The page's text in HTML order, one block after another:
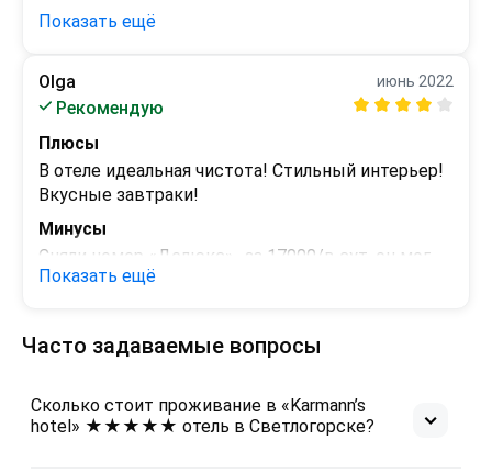
Минусы
Показать ещё
Olga
Рекомендую
июнь 2022
Плюсы
В отеле идеальная чистота! Стильный интерьер!
Вкусные завтраки!
Минусы
Сняли номер «Делюкс»., за 17000/в сут. он мог
бы быть попросторнее конечно…)) ну совсем
кондиционер, гель для душа; одноразовых
сказала: «мы просто таким образом бережём
природу и используем меньше пластика»????
Показать ещё
Часто задаваемые вопросы
Сколько стоит проживание в «Karmann’s
hotel» ★★★★★ отель в Светлогорске?